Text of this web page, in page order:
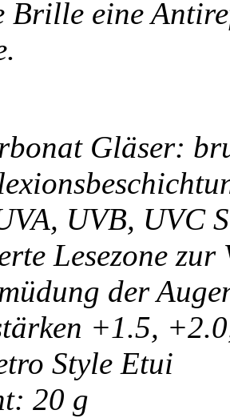
Brille eine
Gläser:
UVB, UVC
Lesezone zur
der
+1.5,
Style Etui
20 g